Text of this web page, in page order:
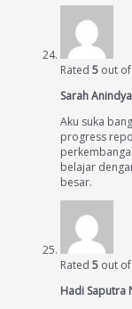
Rated 5 out
Sarah
Aku suka
progress
belajar
besar.
Rated 5 out
Hadi Saputra